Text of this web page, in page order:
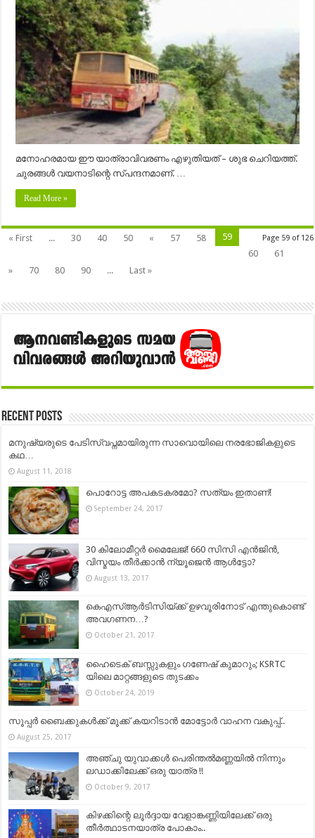
മനോഹരമായ ഈ യാത്രാവിവരണം എഴുതിയത് – ശുഭ ചെറിയത്ത്.
ചുരങ്ങൾ വയനാടിന്റെ സ്പന്ദനമാണ്. …
Read More »
Page 59 of 126
« First ... 30 40 50 « 57 58
59
60
61
»
70 80 90 ... Last »
Recent Posts
മനുഷ്യരുടെ പേടിസ്വപ്നമായിരുന്ന സാവൊയിലെ നരഭോജികളുടെ
കഥ…
August 11, 2018
പൊറോട്ട അപകടകരമോ? സത്യം ഇതാണ്!
September 24, 2017
30 കിലോമീറ്റര്‍ മൈലേജ്! 660 സിസി എന്‍ജിന്‍,
വിസ്മയം തീര്‍ക്കാന്‍ ന്യൂജെന്‍ ആള്‍ട്ടോ?
August 13, 2017
കെഎസ്ആര്‍ടിസിയ്ക്ക് ഉഴവൂരിനോട് എന്തുകൊണ്ട്
അവഗണന…?
October 21, 2017
ഹൈടെക് ബസ്സുകളും ഗണേഷ് കുമാറും; KSRTC
യിലെ മാറ്റങ്ങളുടെ തുടക്കം
October 24, 2019
സൂപ്പര്‍ ബൈക്കുകള്‍ക്ക് മൂക്ക് കയറിടാന്‍ മോട്ടോര്‍ വാഹന വകുപ്പ്..
August 25, 2017
അഞ്ചു യുവാക്കൾ പെരിന്തൽമണ്ണയിൽ നിന്നും
ലഡാക്കിലേക്ക് ഒരു യാത്ര !!
October 9, 2017
കിഴക്കിന്റെ ലൂർദ്ദായ വേളാങ്കണ്ണിയിലേക്ക് ഒരു
തീർത്ഥാടനയാത്ര പോകാം..